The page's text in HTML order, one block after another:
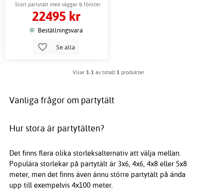
Stort partytält med väggar & fönster
22495 kr
Beställningsvara
Se alla
Visar 1-1 av totalt 1 produkter
Vanliga frågor om partytält
Hur stora är partytälten?
Det finns flera olika storleksalternativ att välja mellan.
Populära storlekar på partytält är 3x6, 4x6, 4x8 eller 5x8
meter, men det finns även ännu större partytält på ända
upp till exempelvis 4x100 meter.